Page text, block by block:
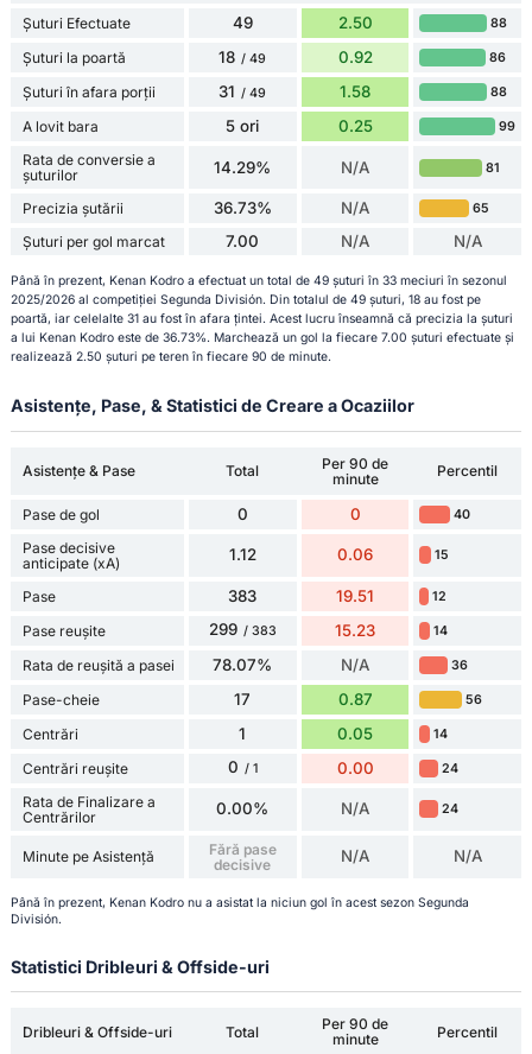
Șuturi Efectuate 49 2.50 88
Șuturi la poartă 18 / 49 0.92 86
Șuturi în afara porții 31 / 49 1.58 88
A lovit bara 5 ori 0.25 99
Rata de conversie a
șuturilor
14.29% N/A 81
Precizia șutării 36.73% N/A 65
Șuturi per gol marcat 7.00 N/A N/A
Până în prezent, Kenan Kodro a efectuat un total de 49 șuturi în 33 meciuri în sezonul
2025/2026 al competiției Segunda División. Din totalul de 49 șuturi, 18 au fost pe
poartă, iar celelalte 31 au fost în afara țintei. Acest lucru înseamnă că precizia la șuturi
a lui Kenan Kodro este de 36.73%. Marchează un gol la fiecare 7.00 șuturi efectuate și
realizează 2.50 șuturi pe teren în fiecare 90 de minute.
Asistențe, Pase, & Statistici de Creare a Ocaziilor
Asistențe & Pase Total
Per 90 de
minute
Percentil
Pase de gol 0 0 40
Pase decisive
anticipate (xA)
1.12 0.06 15
Pase 383 19.51 12
Pase reușite 299 / 383 15.23 14
Rata de reușită a pasei 78.07% N/A 36
Pase-cheie 17 0.87 56
Centrări 1 0.05 14
Centrări reușite 0 / 1 0.00 24
Rata de Finalizare a
Centrărilor
0.00% N/A 24
Minute pe Asistență
Fără pase
decisive
N/A N/A
Până în prezent, Kenan Kodro nu a asistat la niciun gol în acest sezon Segunda
División.
Statistici Dribleuri & Offside-uri
Dribleuri & Offside-uri Total
Per 90 de
minute
Percentil